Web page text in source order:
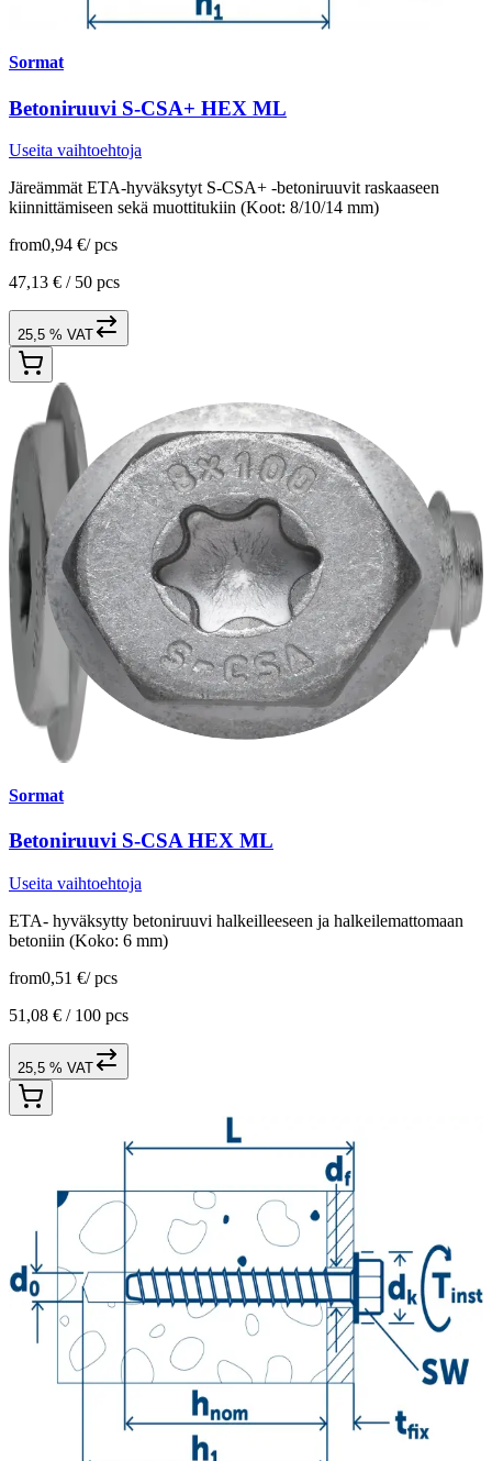
Sormat
Betoniruuvi S-CSA+ HEX ML
Useita vaihtoehtoja
Järeämmät ETA-hyväksytyt S-CSA+ -betoniruuvit raskaaseen
kiinnittämiseen sekä muottitukiin (Koot: 8/10/14 mm)
from0,94 €/ pcs
47,13 € / 50 pcs
25,5 % VAT
Sormat
Betoniruuvi S-CSA HEX ML
Useita vaihtoehtoja
ETA- hyväksytty betoniruuvi halkeilleeseen ja halkeilemattomaan
betoniin (Koko: 6 mm)
from0,51 €/ pcs
51,08 € / 100 pcs
25,5 % VAT